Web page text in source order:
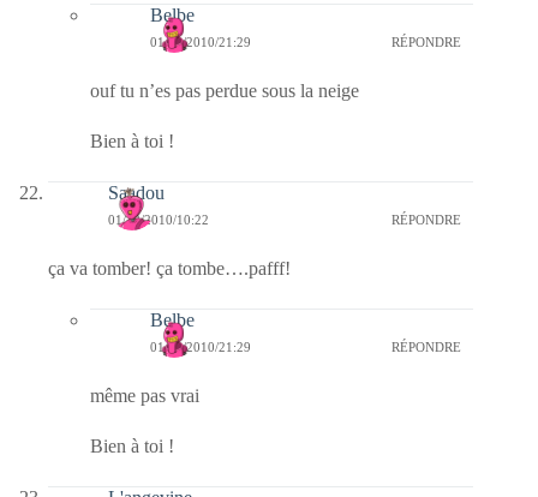
Belbe
01/12/2010/21:29 RÉPONDRE
ouf tu n’es pas perdue sous la neige
Bien à toi !
Saadou
01/12/2010/10:22 RÉPONDRE
ça va tomber! ça tombe….pafff!
Belbe
01/12/2010/21:29 RÉPONDRE
même pas vrai
Bien à toi !